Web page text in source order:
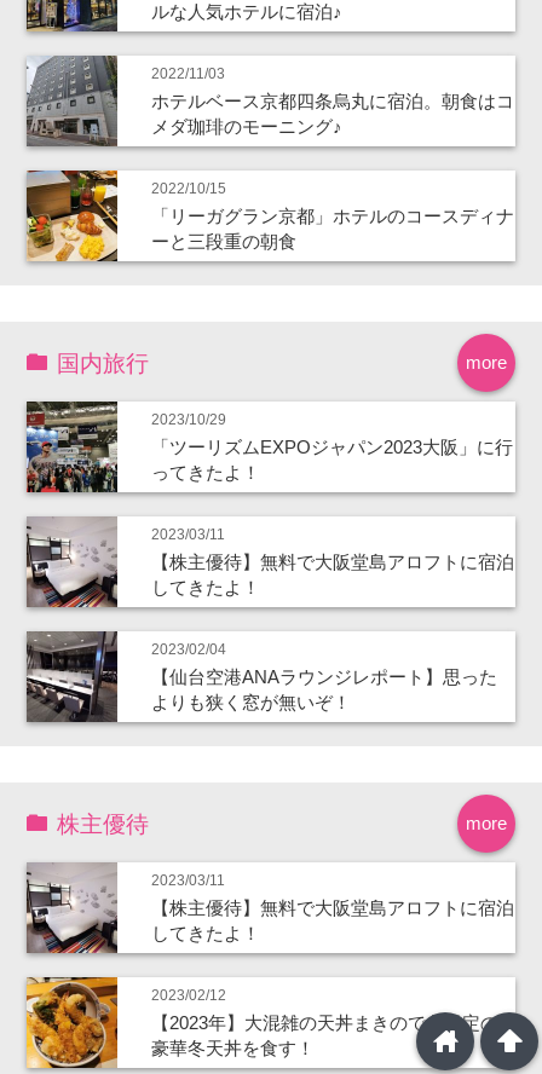
ルな人気ホテルに宿泊♪
2022/11/03
ホテルベース京都四条烏丸に宿泊。朝食はコ
メダ珈琲のモーニング♪
2022/10/15
「リーガグラン京都」ホテルのコースディナ
ーと三段重の朝食
more
国内旅行
2023/10/29
「ツーリズムEXPOジャパン2023大阪」に行
ってきたよ！
2023/03/11
【株主優待】無料で大阪堂島アロフトに宿泊
してきたよ！
2023/02/04
【仙台空港ANAラウンジレポート】思った
よりも狭く窓が無いぞ！
more
株主優待
2023/03/11
【株主優待】無料で大阪堂島アロフトに宿泊
してきたよ！
2023/02/12
【2023年】大混雑の天丼まきので冬限定の
豪華冬天丼を食す！
arrowup
home